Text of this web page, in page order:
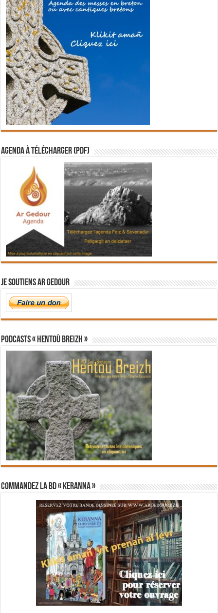
Agenda à télécharger (PDF)
Je soutiens Ar Gedour
PODCASTS « Hentoù Breizh »
Commandez la BD « Keranna »